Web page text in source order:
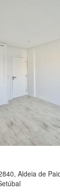
Aldeia de